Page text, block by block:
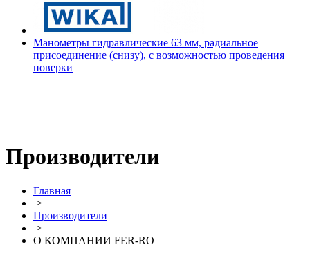
Манометры гидравлические 63 мм, радиальное
присоединение (снизу), с возможностью проведения
поверки
Производители
Главная
>
Производители
>
О КОМПАНИИ FER-RO